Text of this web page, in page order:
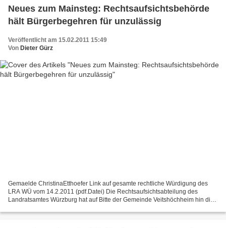
Neues zum Mainsteg: Rechtsaufsichtsbehörde
hält Bürgerbegehren für unzulässig
Veröffentlicht am 15.02.2011 15:49
Von Dieter Gürz
Gemaelde ChristinaEtthoefer Link auf gesamte rechtliche Würdigung des
LRA WÜ vom 14.2.2011 (pdf.Datei) Die Rechtsaufsichtsabteilung des
Landratsamtes Würzburg hat auf Bitte der Gemeinde Veitshöchheim hin die